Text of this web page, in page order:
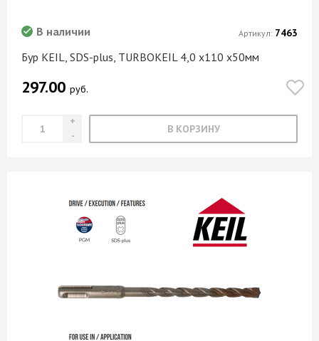
Бур KEIL, SDS-plus, TURBOKEIL 4,0 х110 х50мм
В наличии
297.00 руб.
В КОРЗИНУ
Артикул: 7463